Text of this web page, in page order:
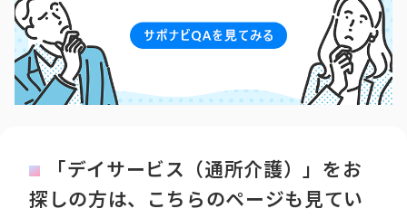
「デイサービス（通所介護）」をお
探しの方は、こちらのページも見てい